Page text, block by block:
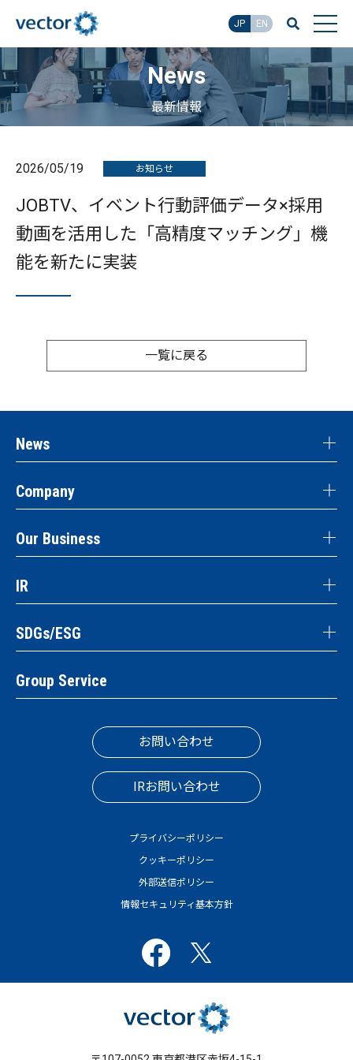
JP EN
News
最新情報
2026/05/19 お知らせ
JOBTV、イベント行動評価データ×採用
動画を活用した「高精度マッチング」機
能を新たに実装
一覧に戻る
News
Company
Our Business
IR
SDGs/ESG
Group Service
お問い合わせ
IRお問い合わせ
プライバシーポリシー
クッキーポリシー
外部送信ポリシー
情報セキュリティ基本方針